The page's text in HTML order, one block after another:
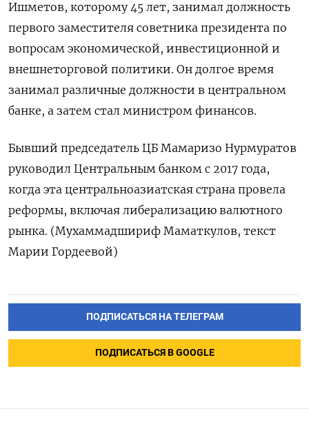
Ишметов, которому 45 лет, занимал должность
первого заместителя советника президента по
вопросам экономической, инвестиционной и
внешнеторговой политики. Он долгое время
занимал различные должности в центральном
банке, а затем стал министром финансов.
Бывший председатель ЦБ Мамаризо Нурмуратов
руководил Центральным банком с 2017 года,
когда эта центральноазиатская страна провела
реформы, включая либерализацию валютного
рынка. (Мухаммадшириф Маматкулов, текст
Марии Гордеевой)
ПОДПИСАТЬСЯ НА ТЕЛЕГРАМ
ПОДПИСАТЬСЯ В GOOGLE